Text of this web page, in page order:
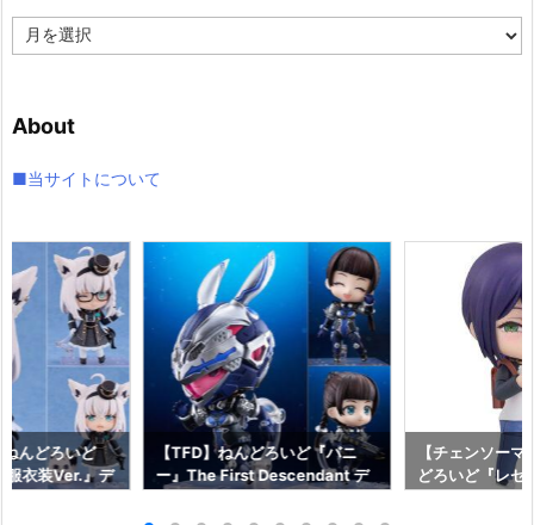
ー
ブ
About
■当サイトについて
んどろいど
服衣装Ver.』デ
ギュア予約
【TFD】ねんどろいど『バニ
ー』The First Descendant デ
フォルメ可動フィギュア予約
【マックスファクトリー】より
【チェンソー
どろいど『レゼ
っく』デフォル